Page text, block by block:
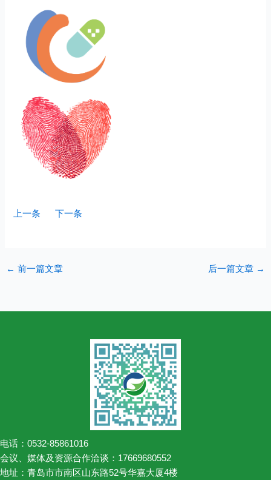
上一条 下一条
← 前一篇文章 后一篇文章 →
电话：0532-85861016
会议、媒体及资源合作洽谈：17669680552
地址：青岛市市南区山东路52号华嘉大厦4楼